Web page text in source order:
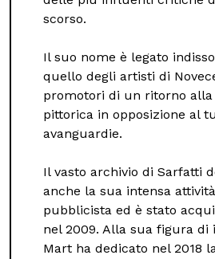
scorso.
Il suo nome è legato
quello degli artisti di
promotori di un ritorno alla
pittorica in opposizione al
avanguardie.
Il vasto archivio di Sarfatti
anche la sua intensa
pubblicista ed è stato
nel 2009. Alla sua figura
Mart ha dedicato nel 2018